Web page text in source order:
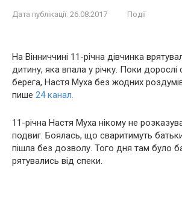
Дата публікації: 26.08.2017 Події
На Вінниччині 11-річна дівчинка
дитину, яка впала у річку. Поки дорослі
берега, Настя Муха без жодних
пише 24 канал.
11-річна Настя Муха нікому не
подвиг. Боялась, що сваритимуть
пішла без дозволу. Того дня там було
рятувались від спеки.